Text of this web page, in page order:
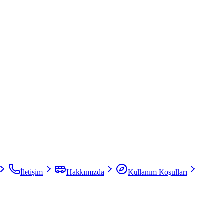
İletişim Hakkımızda
Kullanım Koşulları